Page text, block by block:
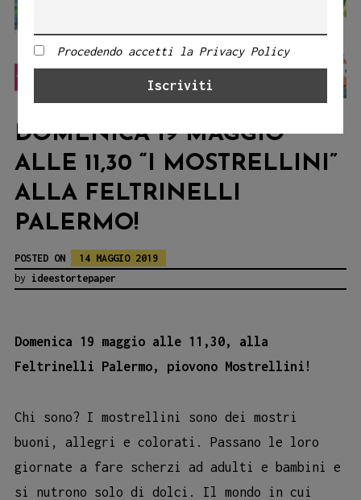
DOMENICA 19 MAGGIO
ALLE 11,30 “I MOSTRELLINI”
ALLA FELTRINELLI
PALERMO!
POSTED ON
14 MAGGIO 2019
by ideestortepaper
Domenica 19 maggio alle 11,30, alla
Feltrinelli Palermo, piovono Mostrellini!
Chi sono? I mostrellini sono dei mostri
buoni, allegri e colorati. Passano le loro
giornate a fare scherzi ad adulti e bambini e
si nutrono solo di dolci. Il mondo in cui
Procedendo accetti la Privacy Policy